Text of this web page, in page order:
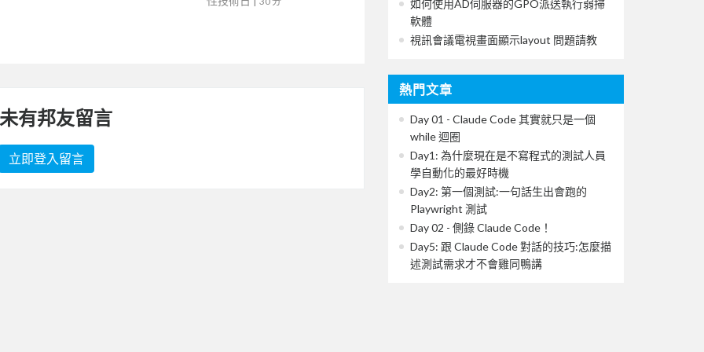
有邦友留言
立即登入留言
如何使用AD伺服器的GPO派送執行弱掃
軟體
視訊會議電視畫面顯示layout 問題請教
熱門文章
Day 01 - Claude Code 其實就只是一個
while 迴圈
Day1: 為什麼現在是不寫程式的測試人員
學自動化的最好時機
Day2: 第一個測試:一句話生出會跑的
Playwright 測試
Day 02 - 側錄 Claude Code！
Day5: 跟 Claude Code 對話的技巧:怎麼描
述測試需求才不會雞同鴨講